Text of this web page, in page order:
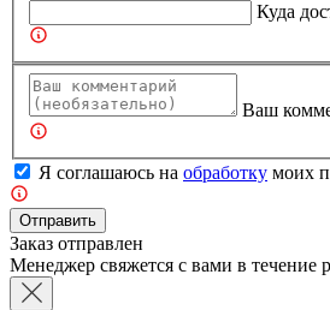
Куда
Ваш
Я соглашаюсь на обработку моих
Отправить
Заказ отправлен
Менеджер свяжется с вами в течение